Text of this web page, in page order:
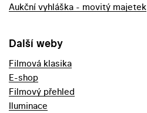
Aukční vyhláška - movitý majetek
Další weby
Filmová klasika
E-shop
Filmový přehled
Iluminace